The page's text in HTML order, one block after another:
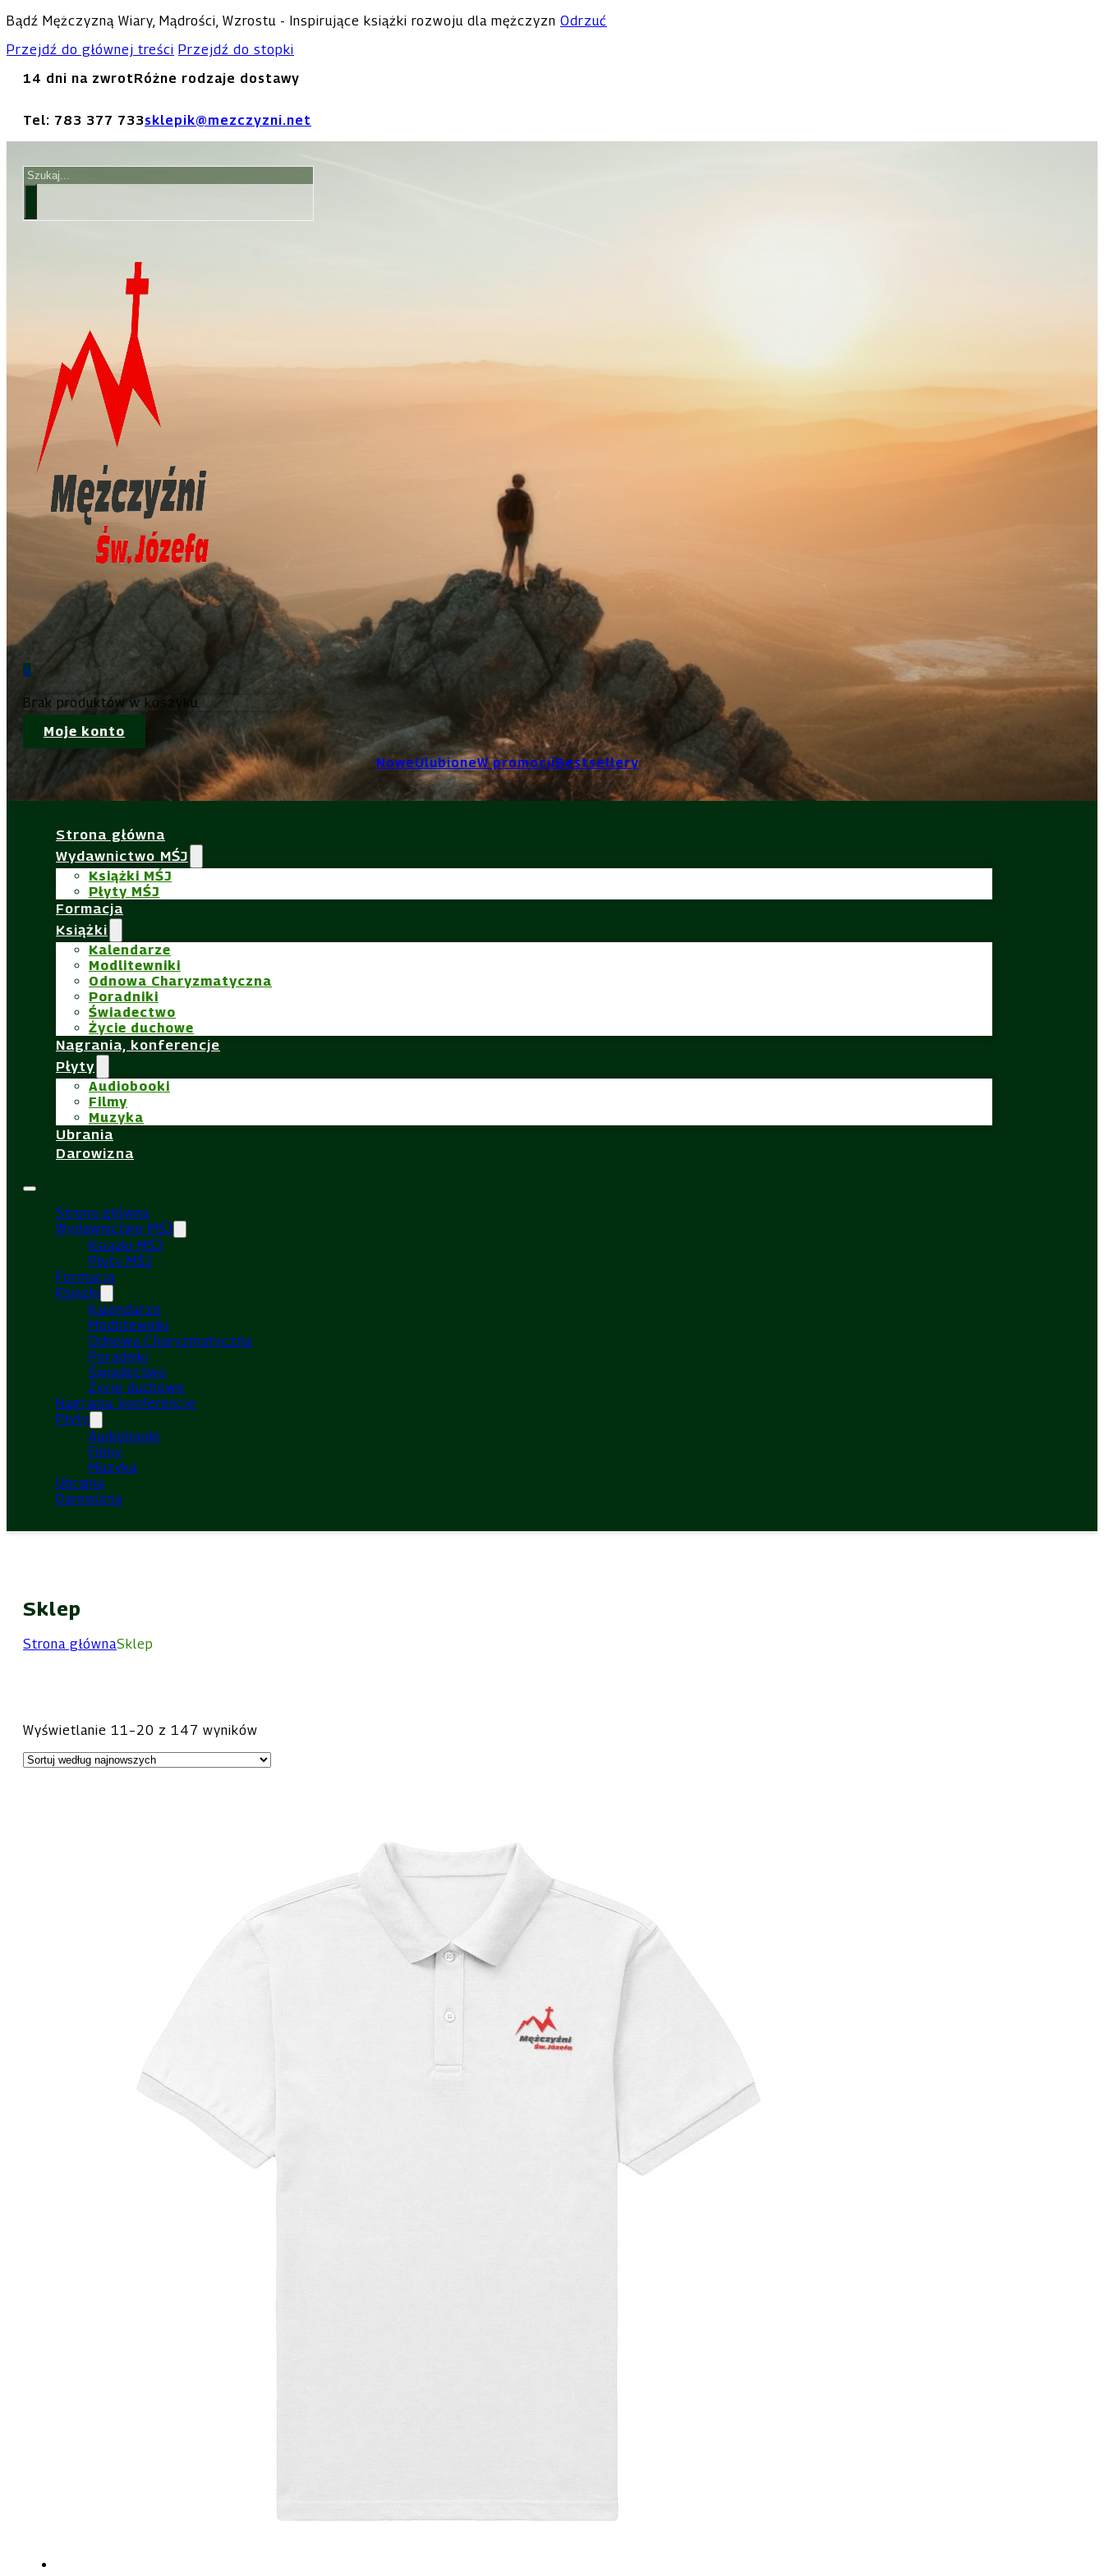
Bądź Mężczyzną Wiary, Mądrości, Wzrostu - Inspirujące książki rozwoju dla mężczyzn Odrzuć
Przejdź do głównej treści Przejdź do stopki
14 dni na zwrotRóżne rodzaje dostawy
Tel: 783 377 733sklepik@mezczyzni.net
Szukaj
0
Brak produktów w koszyku.
Moje konto
NoweUlubioneW promocjiBestsellery
Strona główna
Wydawnictwo MŚJ
Książki MŚJ
Płyty MŚJ
Formacja
Książki
Kalendarze
Modlitewniki
Odnowa Charyzmatyczna
Poradniki
Świadectwo
Życie duchowe
Nagrania, konferencje
Płyty
Audiobooki
Filmy
Muzyka
Ubrania
Darowizna
Strona główna
Wydawnictwo MŚJ
Książki MŚJ
Płyty MŚJ
Formacja
Książki
Kalendarze
Modlitewniki
Odnowa Charyzmatyczna
Poradniki
Świadectwo
Życie duchowe
Nagrania, konferencje
Płyty
Audiobooki
Filmy
Muzyka
Ubrania
Darowizna
Sklep
Strona głównaSklep
Wyświetlanie 11–20 z 147 wyników
najnowszych